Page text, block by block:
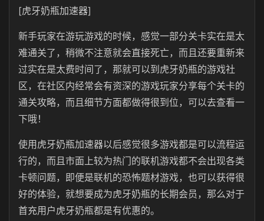
[虎牙奶瓶加速器]
新手玩家在游玩游戏的时候，感觉一部分关卡实在是太
难通关了，稍微不注意就会直接死亡，而且还要重新来
过实在是太费时间了，那就可以到虎牙奶瓶的游戏社
区，在社区内经常会有资深的游戏玩家分享每个关卡的
通关攻略，而且细节方面都做得很到位，可以去查看一
下哦！
使用虎牙奶瓶加速器以后感觉很多游戏都是可以流程运
行的，而且市面上较为热门的联机游戏都不会出现各类
卡顿问题，即便是联机的恐怖题材游戏，也可以获得很
好的体验，就想要成为虎牙奶瓶的长期会员，那么对于
首充用户虎牙奶瓶都是有优惠的。